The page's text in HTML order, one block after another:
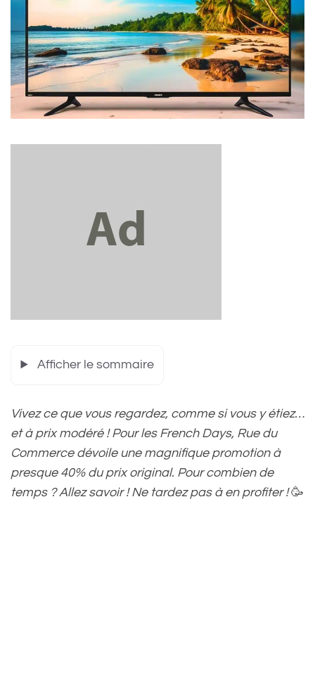
Afficher le sommaire
Vivez ce que vous regardez, comme si vous y étiez…
et à prix modéré ! Pour les French Days, Rue du
Commerce dévoile une magnifique promotion à
presque 40% du prix original. Pour combien de
temps ? Allez savoir ! Ne tardez pas à en profiter !🥳